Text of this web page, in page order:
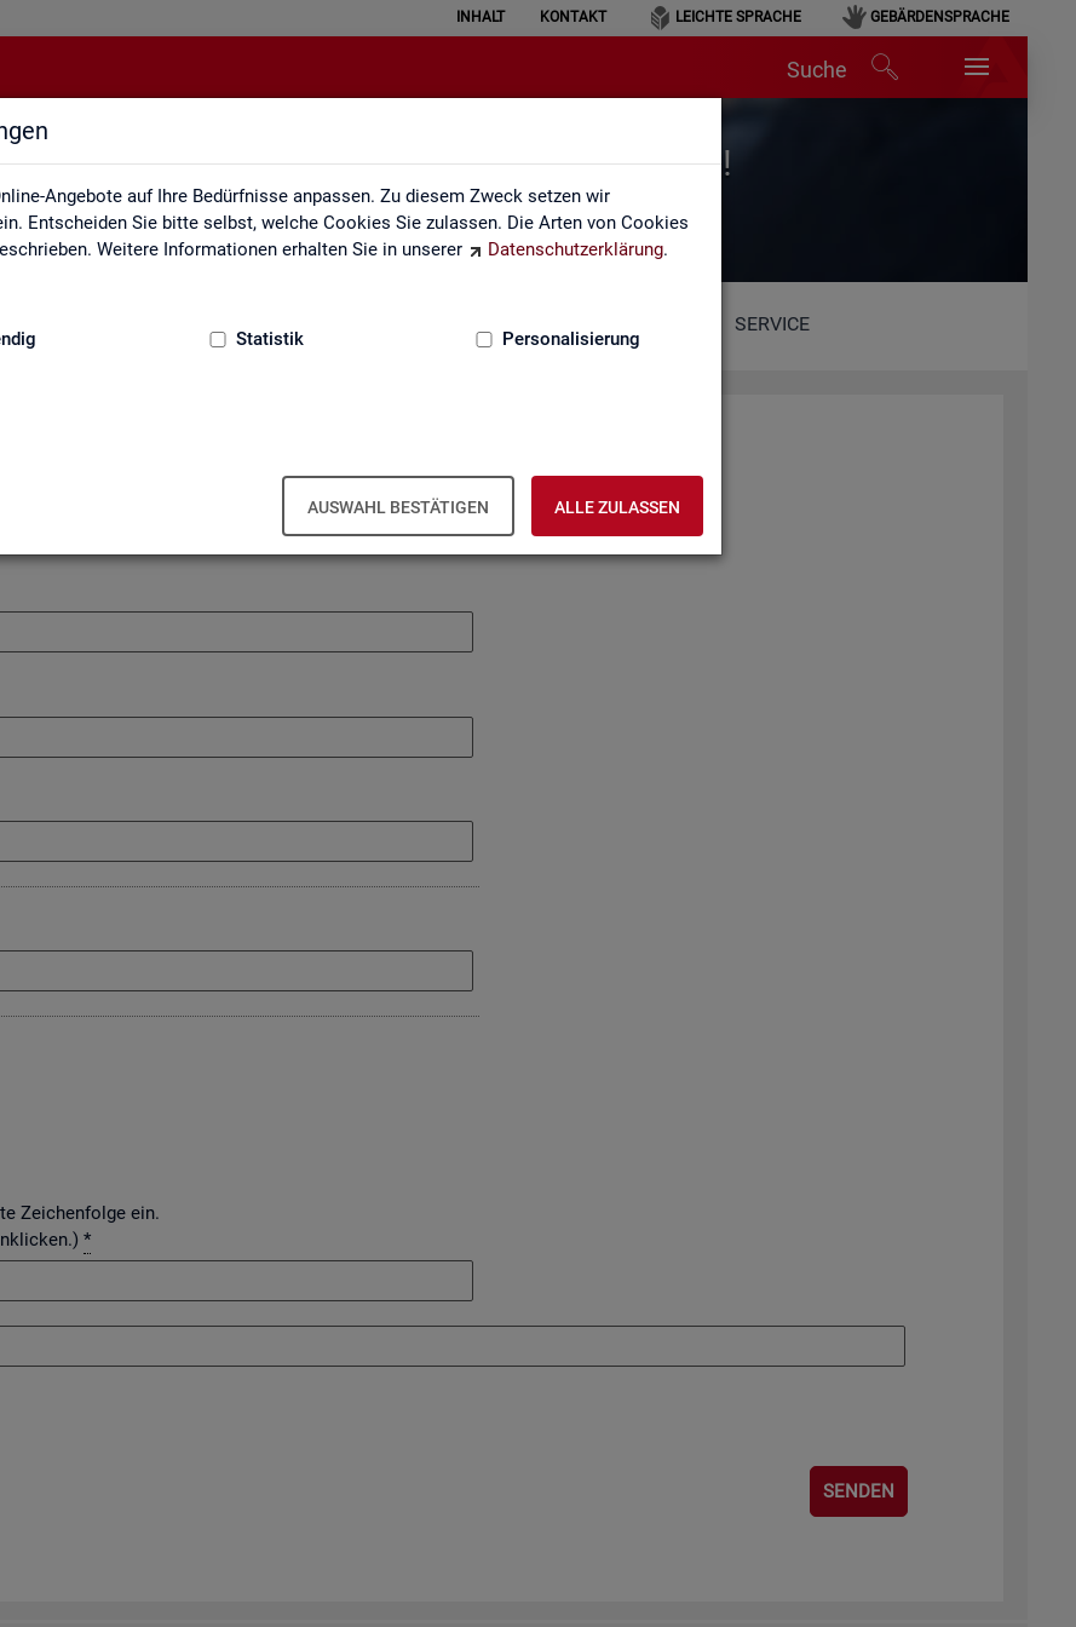
Angebote auf Ihre Bedürfnisse anpassen. Zu diesem Zweck setzen wir
Entscheiden Sie bitte selbst, welche Cookies Sie zulassen. Die Arten von Cookies
Weitere Informationen erhalten Sie in unserer
Datenschutzerklärung.
Statistik Personalisierung
AUSWAHL BESTÄTIGEN ALLE ZULASSEN
INHALT KONTAKT LEICHTE SPRACHE GEBÄRDENSPRACHE
Suche
der Statistik der Bundesagentur für Arbeit!
SERVICE
wer­den
Zeichenfolge ein.
*